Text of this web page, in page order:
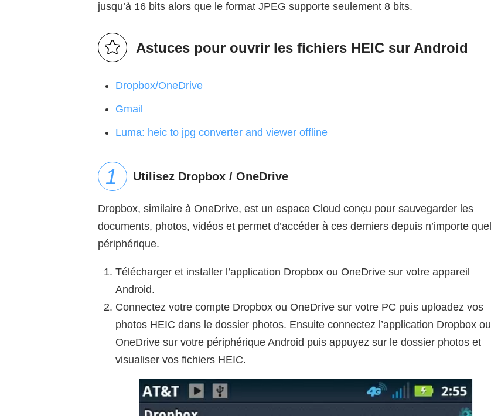
jusqu’à 16 bits alors que le format JPEG supporte seulement 8 bits.
Astuces pour ouvrir les fichiers HEIC sur Android
Dropbox/OneDrive
Gmail
Luma: heic to jpg converter and viewer offline
Utilisez Dropbox / OneDrive
Dropbox, similaire à OneDrive, est un espace Cloud conçu pour sauvegarder les
documents, photos, vidéos et permet d’accéder à ces derniers depuis n’importe quel
périphérique.
Télécharger et installer l’application Dropbox ou OneDrive sur votre appareil
Android.
Connectez votre compte Dropbox ou OneDrive sur votre PC puis uploadez vos
photos HEIC dans le dossier photos. Ensuite connectez l’application Dropbox ou
OneDrive sur votre périphérique Android puis appuyez sur le dossier photos et
visualiser vos fichiers HEIC.